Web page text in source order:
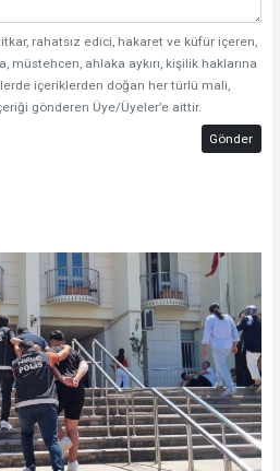
rahatsız edici, hakaret ve küfür içeren,
müstehcen, ahlaka aykırı, kişilik haklarına
içeriklerden doğan her türlü mali,
gönderen Üye/Üyeler’e aittir.
Gönder